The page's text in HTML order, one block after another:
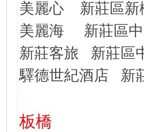
美麗心
新莊區新
美麗海
新莊區
新莊客旅
新莊區
驛德世紀酒店
新
板橋